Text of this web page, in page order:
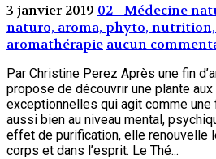
3 janvier 2019 02 - Médecine
naturo, aroma, phyto,
aromathérapie aucun
Par Christine Perez Après une fin
propose de découvrir une plante
exceptionnelles qui agit comme une
aussi bien au niveau mental,
effet de purification, elle renouvelle
corps et dans l’esprit. Le Thé...